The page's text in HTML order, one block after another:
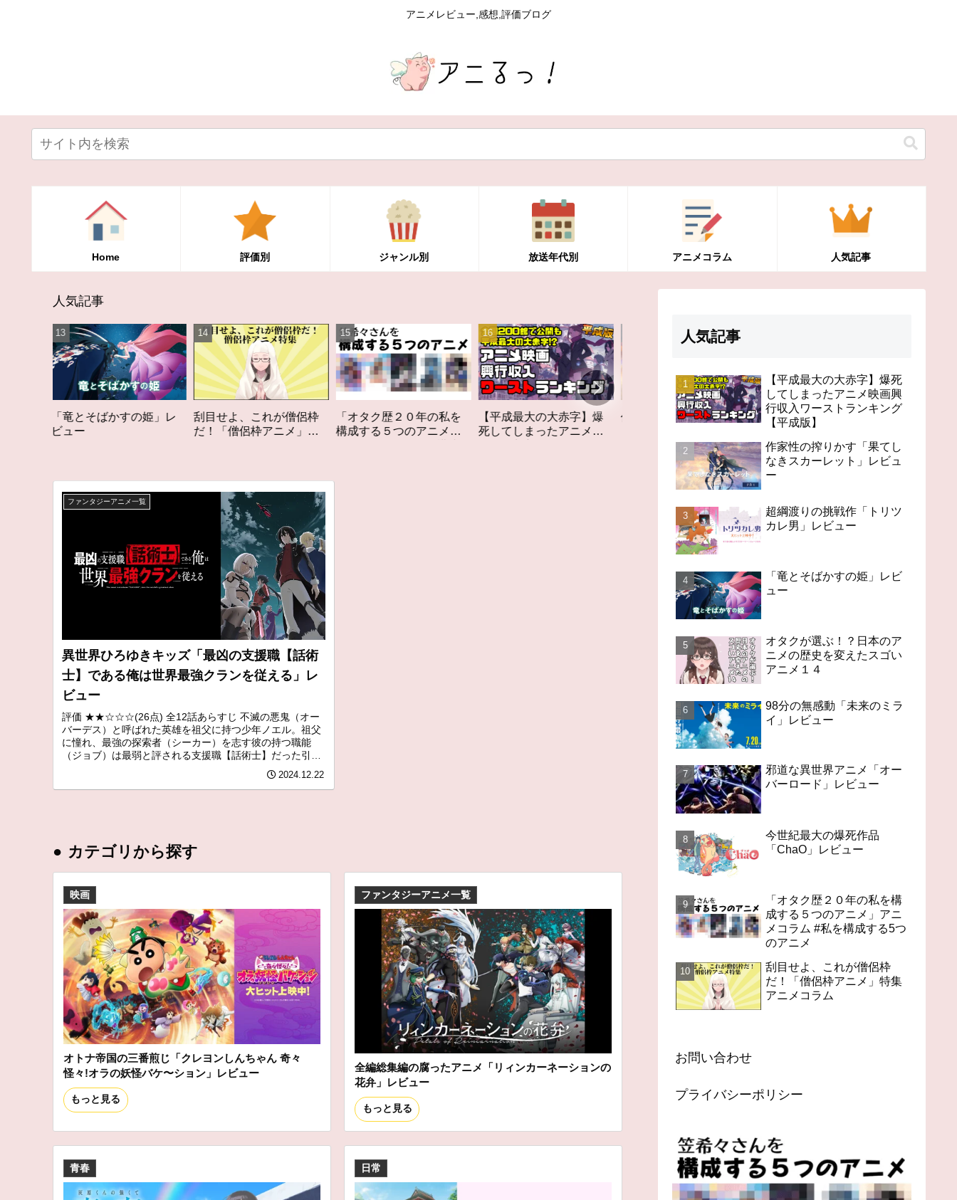
アニメレビュー,感想,評価ブログ
Home 評価別 ジャンル別 放送年代別 アニメコラム 人気記事
人気記事
刮目せよ、これが僧侶枠
だ！「僧侶枠アニメ」特
「オタク歴２０年の私を
構成する５つのアニメ」
【平成最大の大赤字】爆
死してしまったアニメ映
作家性の搾りかす「果て
しなきスカーレット」レ
98分の無感動「未来のミ
ライ」レビュー
オタクが選ぶ！？日本の
アニメの歴史を変えたス
ゴいアニメ１４
ファンタジーアニメ一覧
異世界ひろゆきキッズ「最凶の支援職【話術
士】である俺は世界最強クランを従える」レ
ビュー
評価 ★★☆☆☆(26点) 全12話あらすじ 不滅の悪鬼（オー
バーデス）と呼ばれた英雄を祖父に持つ少年ノエル。祖父
に憧れ、最強の探索者（シーカー）を志す彼の持つ職能
（ジョブ）は最弱と評される支援職【話術士】だった引用-
2024.12.22
● カテゴリから探す
映画
オトナ帝国の三番煎じ「クレヨンしんちゃん 奇々
怪々!オラの妖怪バケ〜ション」レビュー
もっと見る
ファンタジーアニメ一覧
全編総集編の腐ったアニメ「リィンカーネーションの
花弁」レビュー
もっと見る
青春 日常
人気記事
【平成最大の大赤字】爆死
してしまったアニメ映画興
行収入ワーストランキング
【平成版】
作家性の搾りかす「果てし
なきスカーレット」レビュ
ー
超綱渡りの挑戦作「トリツ
カレ男」レビュー
「竜とそばかすの姫」レビ
ュー
オタクが選ぶ！？日本のア
ニメの歴史を変えたスゴい
アニメ１４
98分の無感動「未来のミラ
イ」レビュー
邪道な異世界アニメ「オー
バーロード」レビュー
今世紀最大の爆死作品
「ChaO」レビュー
「オタク歴２０年の私を構
成する５つのアニメ」アニ
メコラム #私を構成する5つ
のアニメ
刮目せよ、これが僧侶枠
だ！「僧侶枠アニメ」特集
アニメコラム
お問い合わせ
プライバシーポリシー